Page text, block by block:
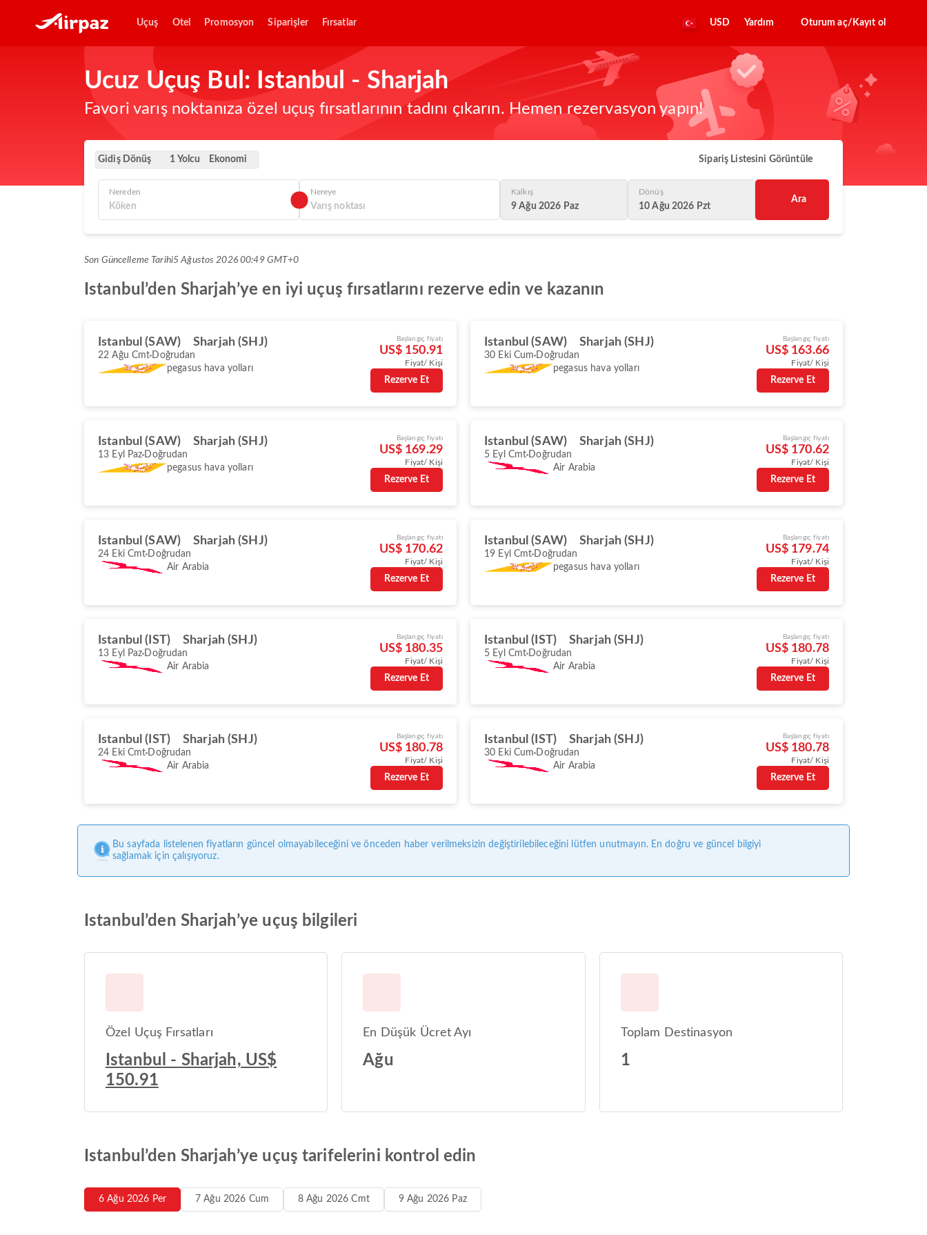
Uçuş Otel Promosyon Siparişler Fırsatlar USD Yardım Oturum aç/Kayıt ol
Ucuz Uçuş Bul: Istanbul - Sharjah
Favori varış noktanıza özel uçuş fırsatlarının tadını çıkarın. Hemen rezervasyon yapın!
Gidiş Dönüş 1 Yolcu Ekonomi Sipariş Listesini Görüntüle
Nereden Nereye Kalkış
9 Ağu 2026 Paz
Dönüş
10 Ağu 2026 Pzt
Ara
Son Güncelleme Tarihi5 Ağustos 2026 00:49 GMT+0
Istanbul’den Sharjah’ye en iyi uçuş fırsatlarını rezerve edin ve kazanın
Istanbul (SAW) Sharjah (SHJ)
22 Ağu Cmt Doğrudan
pegasus hava yolları
Başlangıç fiyatı
US$ 150.91
Fiyat/ Kişi
Rezerve Et
Istanbul (SAW) Sharjah (SHJ)
30 Eki Cum Doğrudan
pegasus hava yolları
Başlangıç fiyatı
US$ 163.66
Fiyat/ Kişi
Rezerve Et
Istanbul (SAW) Sharjah (SHJ)
13 Eyl Paz Doğrudan
pegasus hava yolları
Başlangıç fiyatı
US$ 169.29
Fiyat/ Kişi
Rezerve Et
Istanbul (SAW) Sharjah (SHJ)
5 Eyl Cmt Doğrudan
Air Arabia
Başlangıç fiyatı
US$ 170.62
Fiyat/ Kişi
Rezerve Et
Istanbul (SAW) Sharjah (SHJ)
24 Eki Cmt Doğrudan
Air Arabia
Başlangıç fiyatı
US$ 170.62
Fiyat/ Kişi
Rezerve Et
Istanbul (SAW) Sharjah (SHJ)
19 Eyl Cmt Doğrudan
pegasus hava yolları
Başlangıç fiyatı
US$ 179.74
Fiyat/ Kişi
Rezerve Et
Istanbul (IST) Sharjah (SHJ)
13 Eyl Paz Doğrudan
Air Arabia
Başlangıç fiyatı
US$ 180.35
Fiyat/ Kişi
Rezerve Et
Istanbul (IST) Sharjah (SHJ)
5 Eyl Cmt Doğrudan
Air Arabia
Başlangıç fiyatı
US$ 180.78
Fiyat/ Kişi
Rezerve Et
Istanbul (IST) Sharjah (SHJ)
24 Eki Cmt Doğrudan
Air Arabia
Başlangıç fiyatı
US$ 180.78
Fiyat/ Kişi
Rezerve Et
Istanbul (IST) Sharjah (SHJ)
30 Eki Cum Doğrudan
Air Arabia
Başlangıç fiyatı
US$ 180.78
Fiyat/ Kişi
Rezerve Et
Bu sayfada listelenen fiyatların güncel olmayabileceğini ve önceden haber verilmeksizin değiştirilebileceğini lütfen unutmayın. En doğru ve güncel bilgiyi
sağlamak için çalışıyoruz.
Istanbul’den Sharjah’ye uçuş bilgileri
Özel Uçuş Fırsatları
Istanbul - Sharjah, US$
150.91
En Düşük Ücret Ayı
Ağu
Toplam Destinasyon
1
Istanbul’den Sharjah’ye uçuş tarifelerini kontrol edin
6 Ağu 2026 Per 7 Ağu 2026 Cum 8 Ağu 2026 Cmt 9 Ağu 2026 Paz